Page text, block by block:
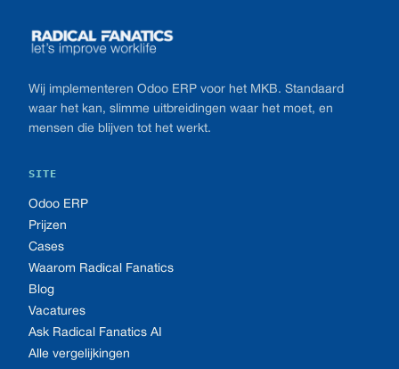
Wij implementeren Odoo ERP voor het MKB. Standaard
waar het kan, slimme uitbreidingen waar het moet, en
mensen die blijven tot het werkt.
SITE
Odoo ERP
Prijzen
Cases
Waarom Radical Fanatics
Blog
Vacatures
Ask Radical Fanatics AI
Alle vergelijkingen